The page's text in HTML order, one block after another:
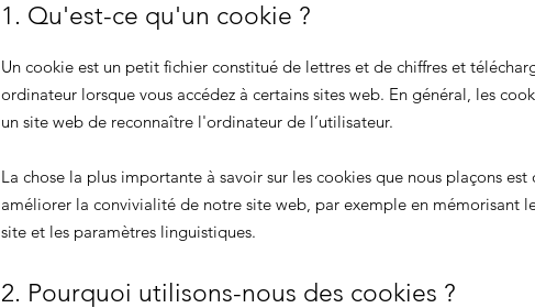
1. Qu'est-ce qu'un cookie ?
Un cookie est un petit fichier constitué de lettres et de chiffres et
ordinateur lorsque vous accédez à certains sites web. En général, les
un site web de reconnaître l'ordinateur de l’utilisateur.
La chose la plus importante à savoir sur les cookies que nous plaçons est
améliorer la convivialité de notre site web, par exemple en mémorisant
site et les paramètres linguistiques.
2. Pourquoi utilisons-nous des cookies ?